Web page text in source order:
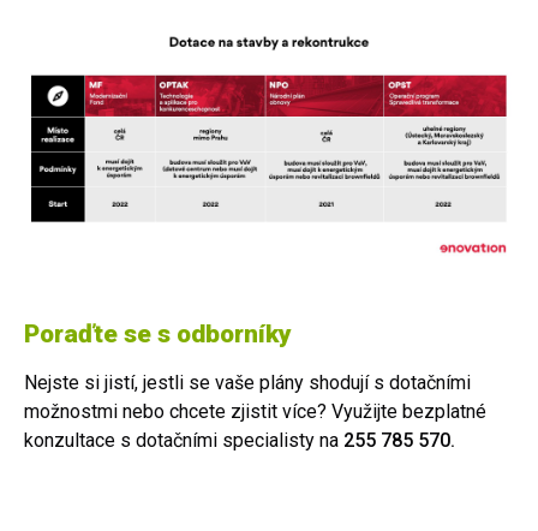
Poraďte se s odborníky
Nejste si jistí, jestli se vaše plány shodují s dotačními
možnostmi nebo chcete zjistit více? Využijte bezplatné
konzultace s dotačními specialisty na 255 785 570.